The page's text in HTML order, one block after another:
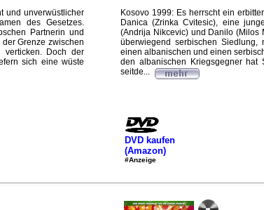
und unverwüstlicher
des Gesetzes.
Partnerin und
Grenze zwischen
verticken. Doch der
sich eine wüste
Kosovo 1999: Es herrscht ein
Danica (Zrinka Cvitesic), eine
(Andrija Nikcevic) und Danilo (Milos
überwiegend serbischen
einen albanischen und einen
den albanischen Kriegsgegner hat
seitde...
DVD kaufen
(Amazon)
#Anzeige